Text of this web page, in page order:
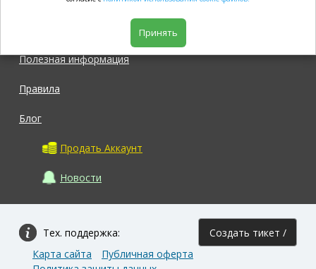
Полезная информация
Правила
Блог
Продать Аккаунт
Новости
Тех. поддержка: Создать тикет /
Карта сайта
Публичная оферта
Принять